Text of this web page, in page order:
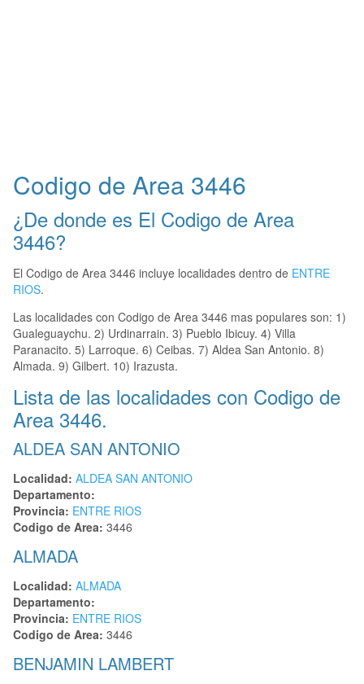
Codigo de Area 3446
¿De donde es El Codigo de Area
3446?
El Codigo de Area 3446 incluye localidades dentro de ENTRE
RIOS.
Las localidades con Codigo de Area 3446 mas populares son: 1)
Gualeguaychu. 2) Urdinarrain. 3) Pueblo Ibicuy. 4) Villa
Paranacito. 5) Larroque. 6) Ceibas. 7) Aldea San Antonio. 8)
Almada. 9) Gilbert. 10) Irazusta.
Lista de las localidades con Codigo de
Area 3446.
ALDEA SAN ANTONIO
Localidad: ALDEA SAN ANTONIO
Departamento:
Provincia: ENTRE RIOS
Codigo de Area: 3446
ALMADA
Localidad: ALMADA
Departamento:
Provincia: ENTRE RIOS
Codigo de Area: 3446
BENJAMIN LAMBERT